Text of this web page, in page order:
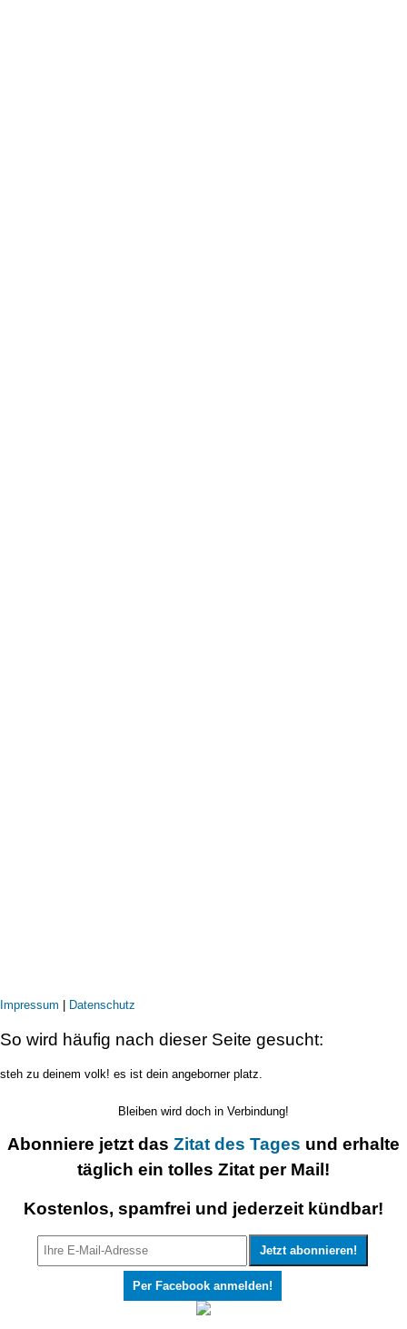
Impressum Datenschutz
So wird häufig nach dieser Seite gesucht:
steh zu deinem volk! es ist dein angeborner platz.
Bleiben wird doch in Verbindung!
Abonniere jetzt das Zitat des Tages und erhalte
täglich ein tolles Zitat per Mail!
Kostenlos, spamfrei und jederzeit kündbar!
Per Facebook anmelden!